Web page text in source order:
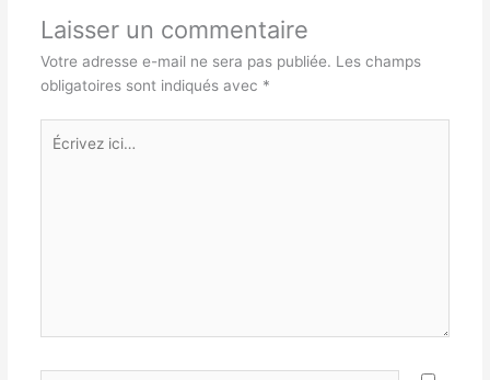
Laisser un commentaire
Votre adresse e-mail ne sera pas publiée. Les champs
obligatoires sont indiqués avec *
Écrivez
ici…